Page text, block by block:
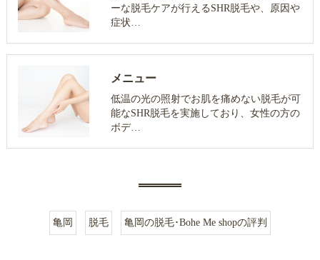
ーな脱毛ケアが行えるSHR脱毛や、原因や
症状…
メニュー
低温の光の照射でお肌を痛めない脱毛が可
能なSHR脱毛を実施しており、女性の方の
ボデ…
亀岡 脱毛 亀岡の脱毛･Bohe Me shopの評判